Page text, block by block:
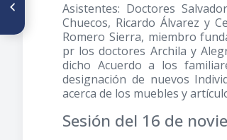
Asistentes: Doctores
Chuecos, Ricardo Álvarez y
Romero Sierra, miembro
pr los doctores Archila y
dicho Acuerdo a los
designación de nuevos
acerca de los muebles y
Sesión del 16 de
De la vida médica venezolana
Año 1953